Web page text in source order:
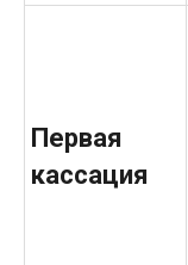
Первая
кассация